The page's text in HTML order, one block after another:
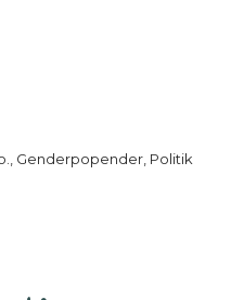
Neujahrsempfang“
Genderpopender Politik